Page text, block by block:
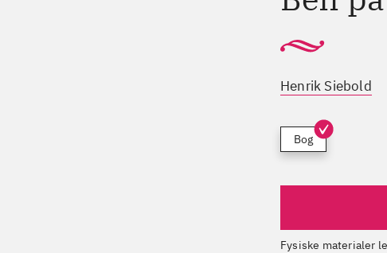
Henrik Siebold
Bog
Fysiske materialer